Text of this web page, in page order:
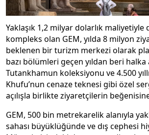
Yaklaşık 1,2 milyar dolarlık maliyetiyle
kompleks olan GEM, yılda 8 milyon
beklenen bir turizm merkezi olarak
bazı bölümleri geçen yıldan beri halka
Tutankhamun koleksiyonu ve 4.500
Khufu’nun cenaze teknesi gibi özel
açılışla birlikte ziyaretçilerin
GEM, 500 bin metrekarelik alanıyla
sahası büyüklüğünde ve dış cephesi